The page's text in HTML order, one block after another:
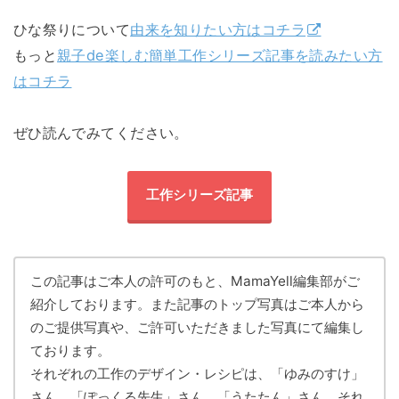
ひな祭りについて由来を知りたい方はコチラ
もっと 親子de楽しむ簡単工作シリーズ記事を読みたい方
はコチラ
ぜひ読んでみてください。
工作シリーズ記事
この記事はご本人の許可のもと、MamaYell編集部がご
紹介しております。また記事のトップ写真はご本人から
のご提供写真や、ご許可いただきました写真にて編集し
ております。
それぞれの工作のデザイン・レシピは、「ゆみのすけ」